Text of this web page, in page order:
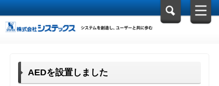
AEDを設置しました